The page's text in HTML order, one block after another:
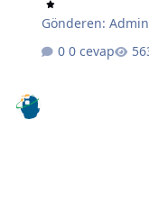
Gönderen:Admin
0 cevap